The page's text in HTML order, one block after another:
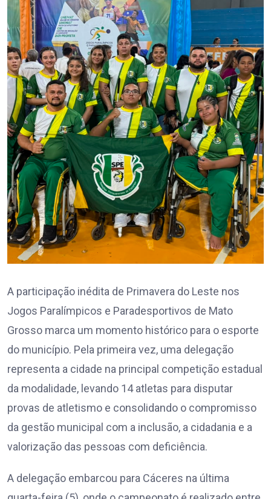
A participação inédita de Primavera do Leste nos
Jogos Paralímpicos e Paradesportivos de Mato
Grosso marca um momento histórico para o esporte
do município. Pela primeira vez, uma delegação
representa a cidade na principal competição estadual
da modalidade, levando 14 atletas para disputar
provas de atletismo e consolidando o compromisso
da gestão municipal com a inclusão, a cidadania e a
valorização das pessoas com deficiência.
A delegação embarcou para Cáceres na última